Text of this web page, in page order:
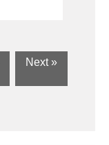
Next »